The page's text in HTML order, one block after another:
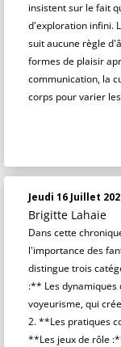
insistent sur le fait
d'exploration infini.
suit aucune règle
formes de plaisir
communication, la
corps pour varier
Jeudi 16 Juillet
Brigitte Lahaie
Dans cette
l'importance des
distingue trois
:** Les
voyeurisme, qui
2. **Les pratiques
**Les jeux de rôle